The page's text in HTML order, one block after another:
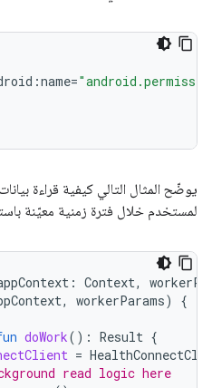
:name=
يوضّح المثال التالي كيفية قراءة
لمستخدم خلال فترة زمنية معيّنة
: Context,
, workerParams) {
doWork(): Result {
=
read logic here